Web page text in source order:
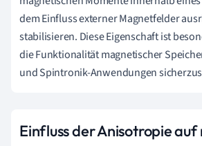
dem Einfluss externer Magnetfelder
stabilisieren. Diese Eigenschaft ist
die Funktionalität magnetischer
und Spintronik-Anwendungen
Einfluss der Anisotropie